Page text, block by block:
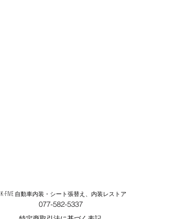
K-FIVE 自動車内装・シート張替え、内装レストア
077-582-5337